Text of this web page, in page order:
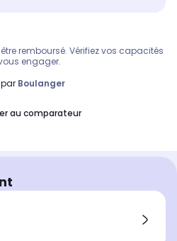
remboursé. Vérifiez vos capacités
engager.
Boulanger
au comparateur